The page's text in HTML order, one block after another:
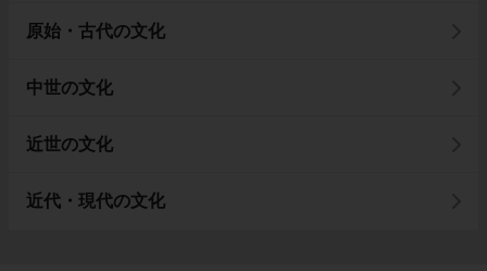
原始・古代の文化
中世の文化
近世の文化
近代・現代の文化